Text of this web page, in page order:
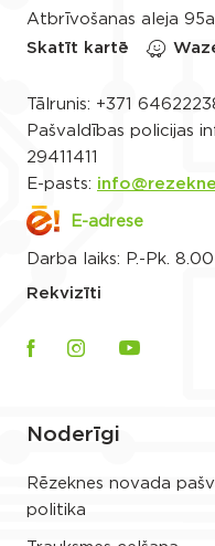
Atbrīvošanas aleja
Skatīt kartē
Tālrunis: +371
Pašvaldības policijas
29411411
E-pasts:
E-adrese
Darba laiks: P.-Pk.
Rekvizīti
Noderīgi
Rēzeknes novada
politika